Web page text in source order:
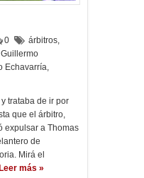
0 árbitros,
Guillermo
Echavarría,
trataba de ir por
que el árbitro,
expulsar a Thomas
de
Mirá el
Leer más »